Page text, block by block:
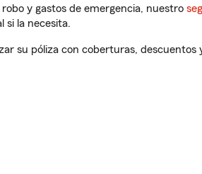
y gastos de emergencia, nuestro
si la necesita.
su póliza con coberturas, descuentos